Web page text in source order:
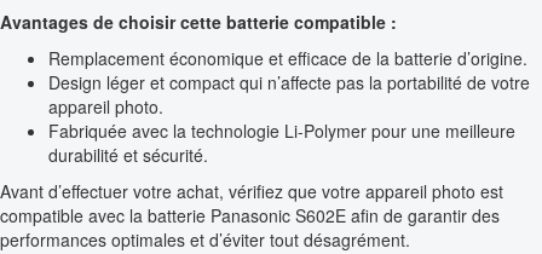
Avantages de choisir cette batterie compatible :
Remplacement économique et efficace de la batterie d’origine.
Design léger et compact qui n’affecte pas la portabilité de votre
appareil photo.
Fabriquée avec la technologie Li-Polymer pour une meilleure
durabilité et sécurité.
Avant d’effectuer votre achat, vérifiez que votre appareil photo est
compatible avec la batterie Panasonic S602E afin de garantir des
performances optimales et d’éviter tout désagrément.